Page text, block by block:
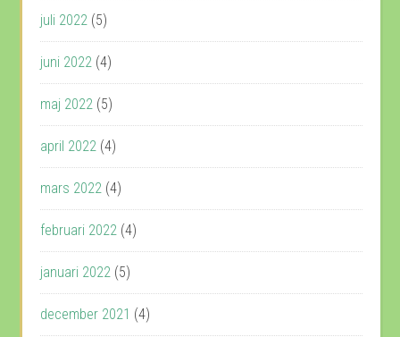
juli 2022 (5)
juni 2022 (4)
maj 2022 (5)
april 2022 (4)
mars 2022 (4)
februari 2022 (4)
januari 2022 (5)
december 2021 (4)